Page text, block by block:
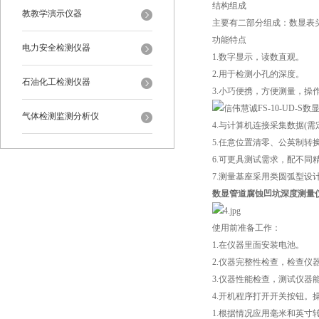
教教学演示仪器
电力安全检测仪器
石油化工检测仪器
气体检测监测分析仪
结构组成
主要有二部分组成：数显表
功能特点
1.数字显示，读数直观。
2.用于检测小孔的深度。
3.小巧便携，方便测量，操
4.与计算机连接采集数据(需
5.任意位置清零、公英制转
6.可更具测试需求，配不同
7.测量基座采用类圆弧型设
数显管道腐蚀凹坑深度测量
使用前准备工作：
1.在仪器里面安装电池。
2.仪器完整性检查，检查仪
3.仪器性能检查，测试仪器
4.开机程序打开开关按钮。
1.根据情况应用毫米和英寸